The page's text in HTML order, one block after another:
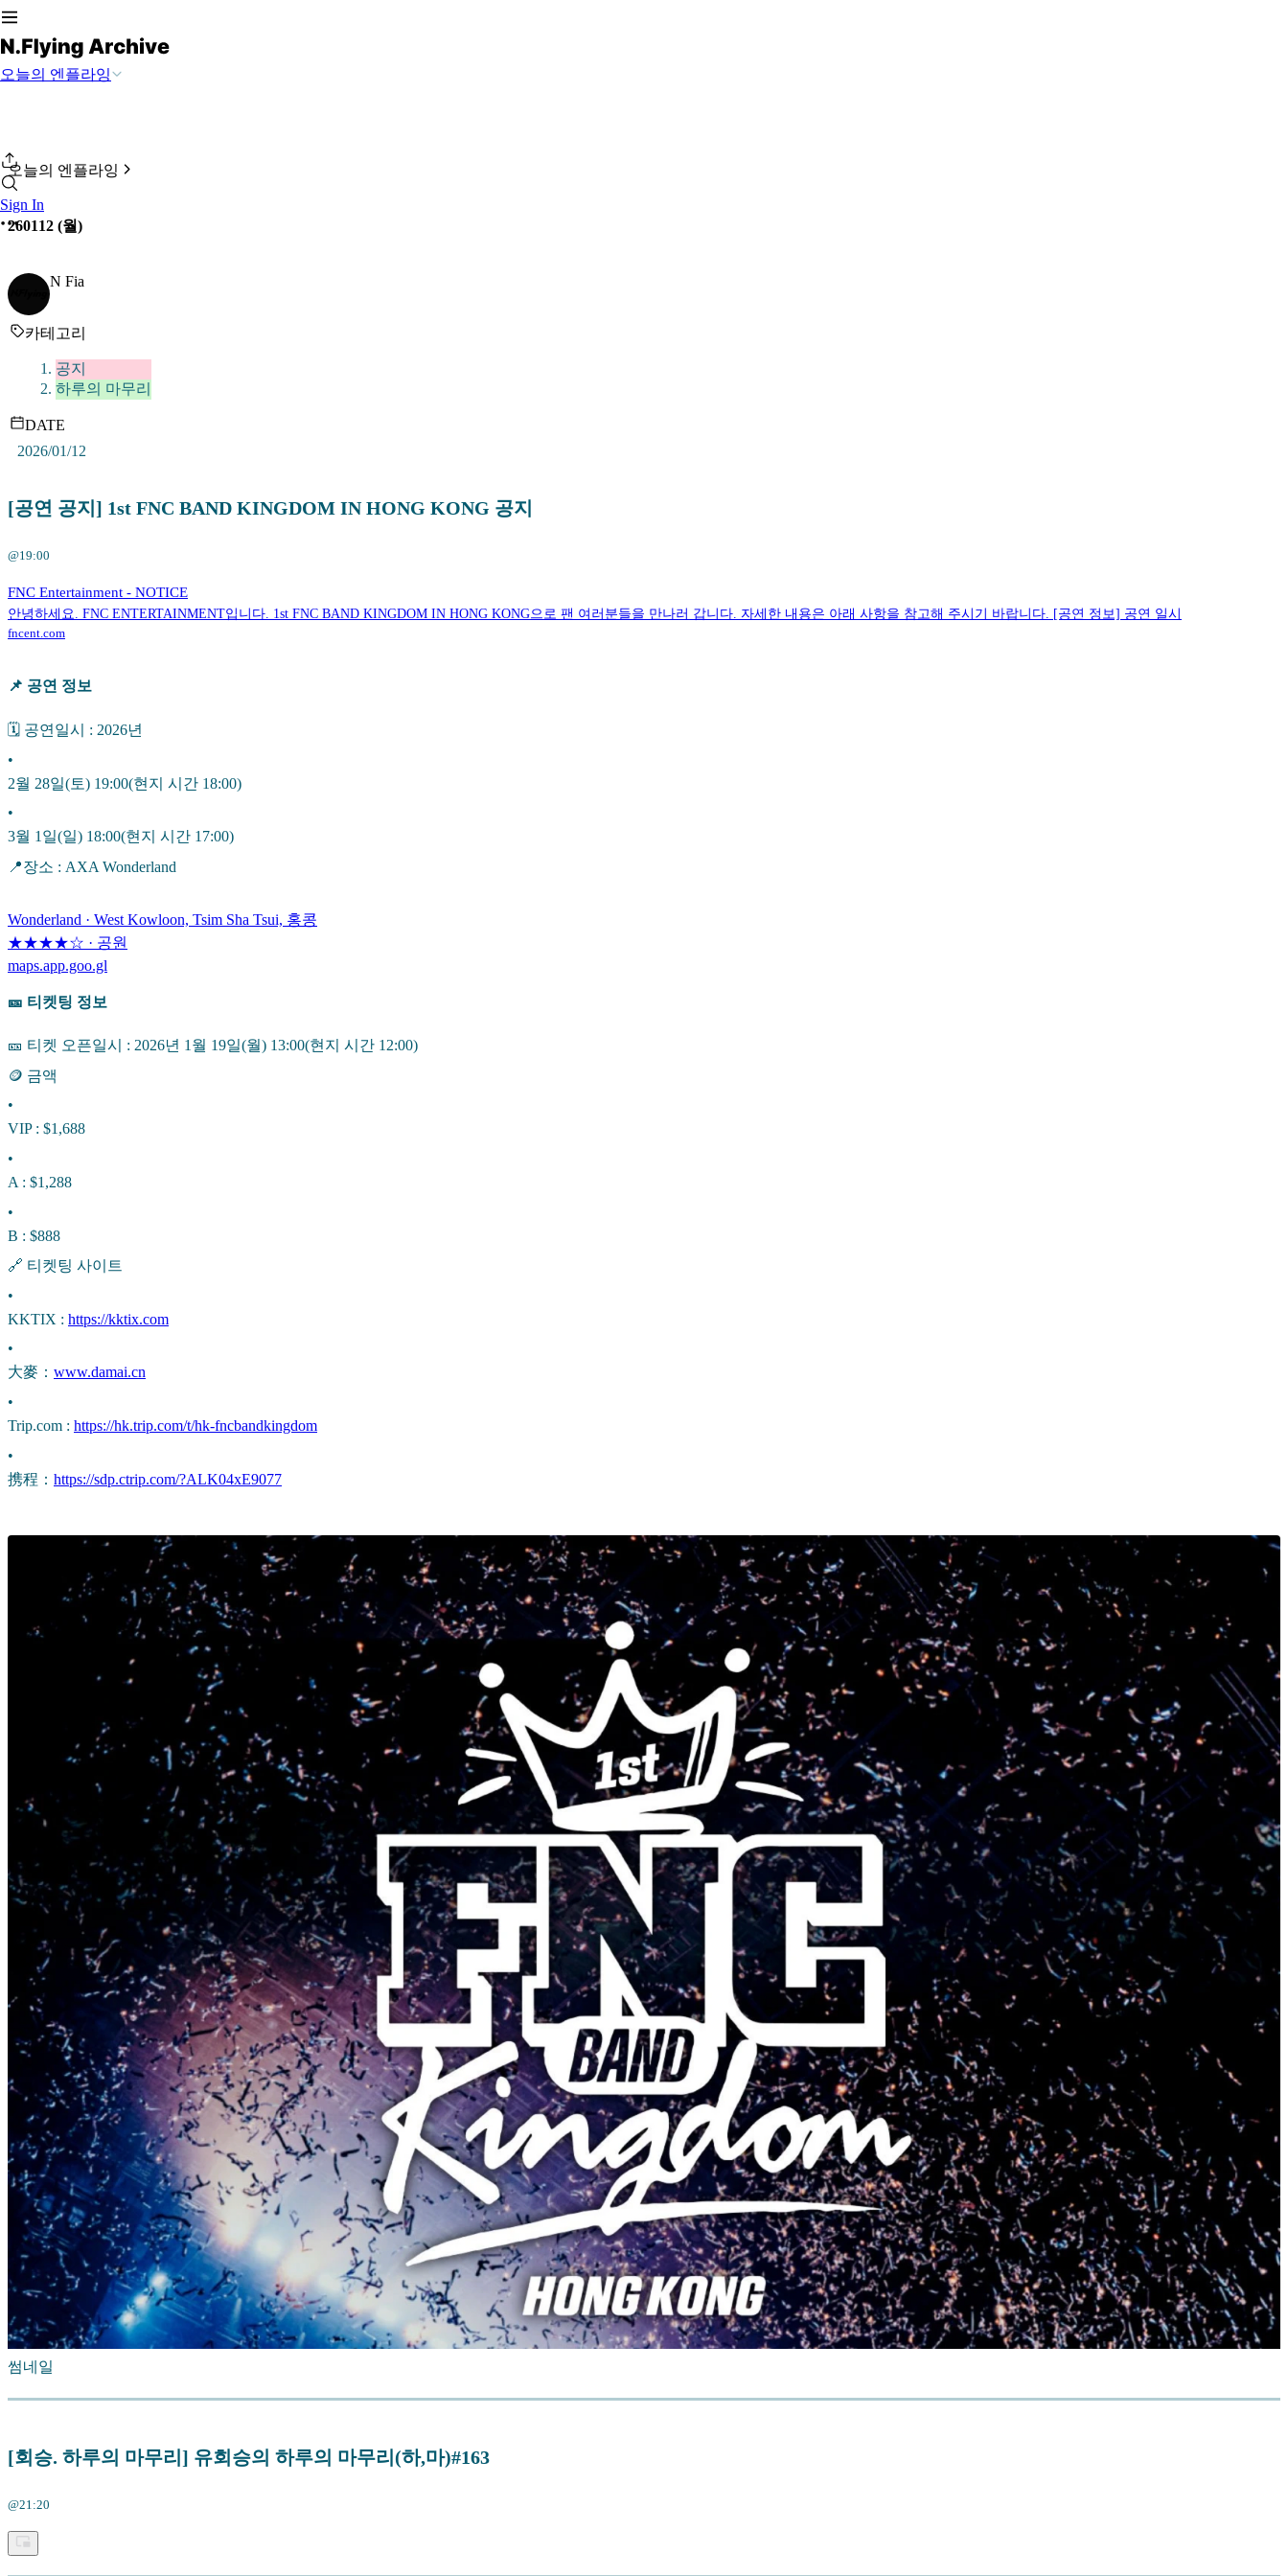
오늘의 엔플라잉
Sign In
오늘의 엔플라잉
260112 (월)
N Fia
카테고리
공지
하루의 마무리
DATE
2026/01/12
[공연 공지] 1st FNC BAND KINGDOM IN HONG KONG 공지
@19:00
FNC Entertainment - NOTICE
안녕하세요. FNC ENTERTAINMENT입니다. 1st FNC BAND KINGDOM IN HONG KONG으로 팬 여러분들을 만나러 갑니다. 자세한 내용은 아래 사항을 참고해 주시기 바랍니다. [공연 정보] 공연 일시
fncent.com
📌 공연 정보
🗓 공연일시 : 2026년
•
2월 28일(토) 19:00(현지 시간 18:00)
•
3월 1일(일) 18:00(현지 시간 17:00)
📍장소 : AXA Wonderland
Wonderland · West Kowloon, Tsim Sha Tsui, 홍콩
★★★★☆ · 공원
maps.app.goo.gl
🎫 티켓팅 정보
🎫 티켓 오픈일시 : 2026년 1월 19일(월) 13:00(현지 시간 12:00)
🪙 금액
•
VIP : $1,688
•
A : $1,288
•
B : $888
🔗 티켓팅 사이트
•
KKTIX : https://kktix.com
•
大麥： www.damai.cn
•
Trip.com : https://hk.trip.com/t/hk-fncbandkingdom
•
携程： https://sdp.ctrip.com/?ALK04xE9077
썸네일
[회승. 하루의 마무리] 유회승의 하루의 마무리(하,마)#163
@21:20